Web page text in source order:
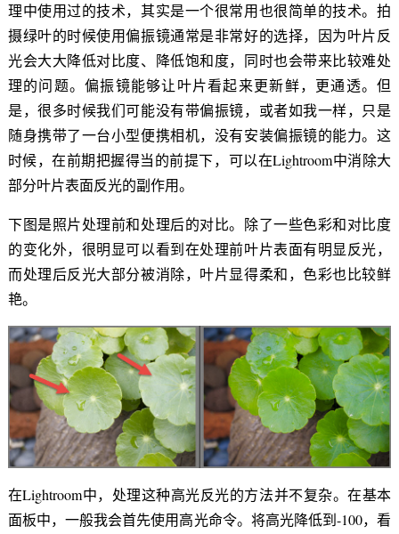
理中使用过的技术，其实是一个很常用也很简单的技术。拍
摄绿叶的时候使用偏振镜通常是非常好的选择，因为叶片反
光会大大降低对比度、降低饱和度，同时也会带来比较难处
理的问题。偏振镜能够让叶片看起来更新鲜，更通透。但
是，很多时候我们可能没有带偏振镜，或者如我一样，只是
随身携带了一台小型便携相机，没有安装偏振镜的能力。这
时候，在前期把握得当的前提下，可以在Lightroom中消除大
部分叶片表面反光的副作用。
下图是照片处理前和处理后的对比。除了一些色彩和对比度
的变化外，很明显可以看到在处理前叶片表面有明显反光，
而处理后反光大部分被消除，叶片显得柔和，色彩也比较鲜
艳。
在Lightroom中，处理这种高光反光的方法并不复杂。在基本
面板中，一般我会首先使用高光命令。将高光降低到-100，看